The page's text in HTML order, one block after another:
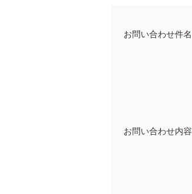
お問い合わせ件名
お問い合わせ内容